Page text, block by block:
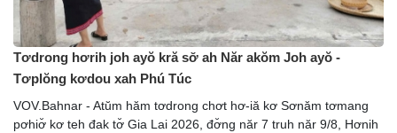
Tơdrong hơrih joh ayŏ kră sơ̆ ah Năr akŏm Joh ayŏ -
Tơplŏng kơdou xah Phú Túc
VOV.Bahnar - Atŭm hăm tơdrong chơt hơ-iă kơ Sơnăm tơmang
pơhiơ̆ kơ teh đak tơ̆ Gia Lai 2026, đơ̆ng năr 7 truh năr 9/8, Hơnih